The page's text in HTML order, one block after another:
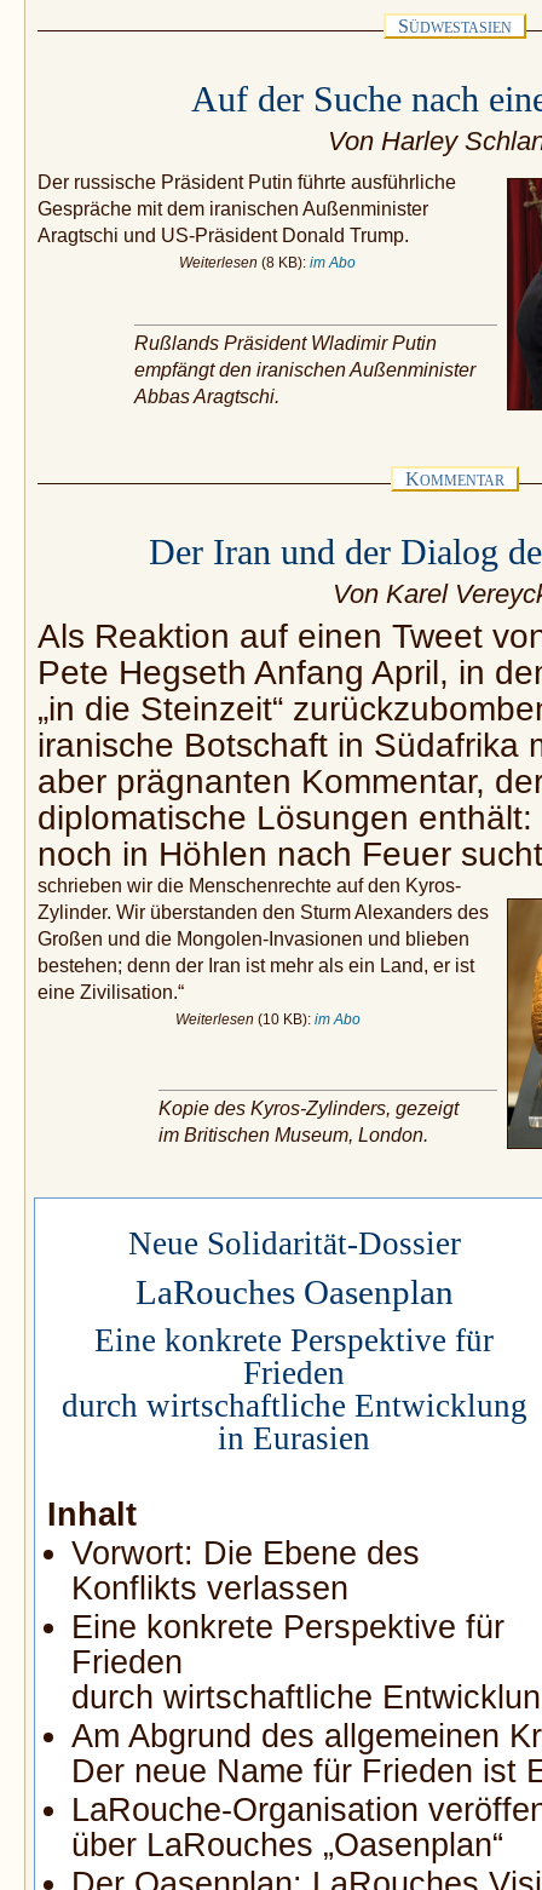
SÜDWESTASIEN
Auf der Suche nach
Von Harley
Der russische Präsident Putin führte ausführliche
Gespräche mit dem iranischen Außenminister
Aragtschi und US-Präsident Donald Trump.
Weiterlesen (8 KB): im Abo
Rußlands Präsident Wladimir Putin
empfängt den iranischen Außenminister
Abbas Aragtschi.
KOMMENTAR
Der Iran und der Dialog
Von Karel
Als Reaktion auf einen Tweet
Pete Hegseth Anfang April, in
„in die Steinzeit“
iranische Botschaft in Südafrika
aber prägnanten Kommentar,
diplomatische Lösungen enthält:
noch in Höhlen nach Feuer
schrieben wir die Menschenrechte auf den Kyros-
Zylinder. Wir überstanden den Sturm Alexanders des
Großen und die Mongolen-Invasionen und blieben
bestehen; denn der Iran ist mehr als ein Land, er ist
eine Zivilisation.“
Weiterlesen (10 KB): im Abo
Kopie des Kyros-Zylinders, gezeigt
im Britischen Museum, London.
Neue Solidarität-Dossier
LaRouches Oasenplan
Eine konkrete Perspektive für
Frieden
durch wirtschaftliche Entwicklung
in Eurasien
Inhalt
Vorwort: Die Ebene des
Konflikts verlassen
Eine konkrete Perspektive für
Frieden
durch wirtschaftliche
Am Abgrund des allgemeinen
Der neue Name für Frieden ist
LaRouche-Organisation
über LaRouches „Oasenplan“